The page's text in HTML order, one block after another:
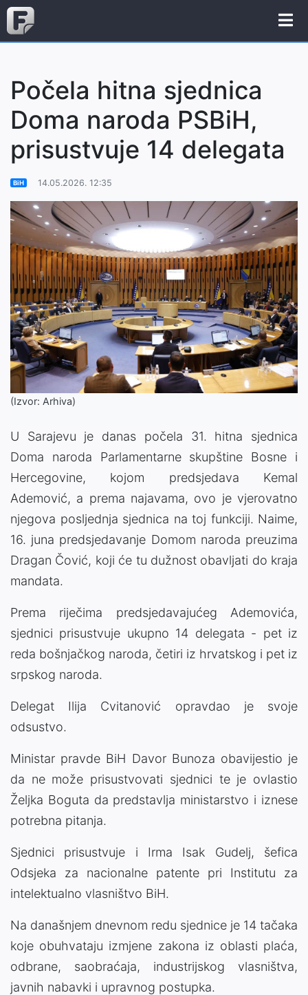
Počela hitna sjednica
Doma naroda PSBiH,
prisustvuje 14 delegata
BiH 14.05.2026. 12:35
(Izvor: Arhiva)
U Sarajevu je danas počela 31. hitna sjednica
Doma naroda Parlamentarne skupštine Bosne i
Hercegovine, kojom predsjedava Kemal
Ademović, a prema najavama, ovo je vjerovatno
njegova posljednja sjednica na toj funkciji. Naime,
16. juna predsjedavanje Domom naroda preuzima
Dragan Čović, koji će tu dužnost obavljati do kraja
mandata.
Prema riječima predsjedavajućeg Ademovića,
sjednici prisustvuje ukupno 14 delegata - pet iz
reda bošnjačkog naroda, četiri iz hrvatskog i pet iz
srpskog naroda.
Delegat Ilija Cvitanović opravdao je svoje
odsustvo.
Ministar pravde BiH Davor Bunoza obavijestio je
da ne može prisustvovati sjednici te je ovlastio
Željka Boguta da predstavlja ministarstvo i iznese
potrebna pitanja.
Sjednici prisustvuje i Irma Isak Gudelj, šefica
Odsjeka za nacionalne patente pri Institutu za
intelektualno vlasništvo BiH.
Na današnjem dnevnom redu sjednice je 14 tačaka
koje obuhvataju izmjene zakona iz oblasti plaća,
odbrane, saobraćaja, industrijskog vlasništva,
javnih nabavki i upravnog postupka.